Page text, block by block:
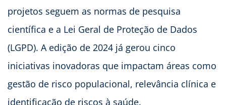
projetos seguem as normas de pesquisa
científica e a Lei Geral de Proteção de Dados
(LGPD). A edição de 2024 já gerou cinco
iniciativas inovadoras que impactam áreas como
gestão de risco populacional, relevância clínica e
identificação de riscos à saúde.